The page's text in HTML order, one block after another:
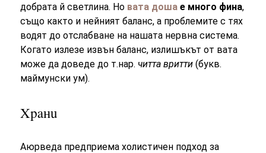
добрата й светлина. Но вата доша е много фина,
също както и нейният баланс, а проблемите с тях
водят до отслабване на нашата нервна система.
Когато излезе извън баланс, излишъкът от вата
може да доведе до т.нар. читта вритти (букв.
маймунски ум).
Храни
Аюрведа предприема холистичен подход за